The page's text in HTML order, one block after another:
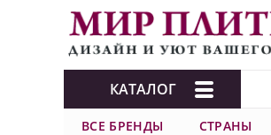
КАТАЛОГ
ВСЕ БРЕНДЫ СТРАНЫ